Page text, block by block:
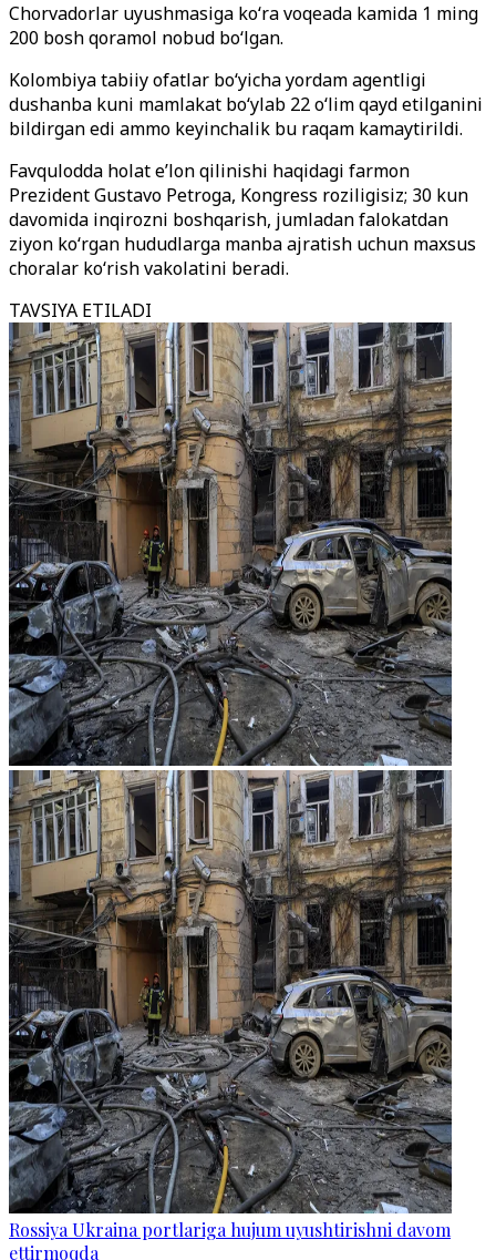
Chorvadorlar uyushmasiga ko‘ra voqeada kamida 1 ming
200 bosh qoramol nobud bo‘lgan.
Kolombiya tabiiy ofatlar bo‘yicha yordam agentligi
dushanba kuni mamlakat bo‘ylab 22 o‘lim qayd etilganini
bildirgan edi ammo keyinchalik bu raqam kamaytirildi.
Favqulodda holat e’lon qilinishi haqidagi farmon
Prezident Gustavo Petroga, Kongress roziligisiz; 30 kun
davomida inqirozni boshqarish, jumladan falokatdan
ziyon ko‘rgan hududlarga manba ajratish uchun maxsus
choralar ko‘rish vakolatini beradi.
TAVSIYA ETILADI
Rossiya Ukraina portlariga hujum uyushtirishni davom
ettirmoqda